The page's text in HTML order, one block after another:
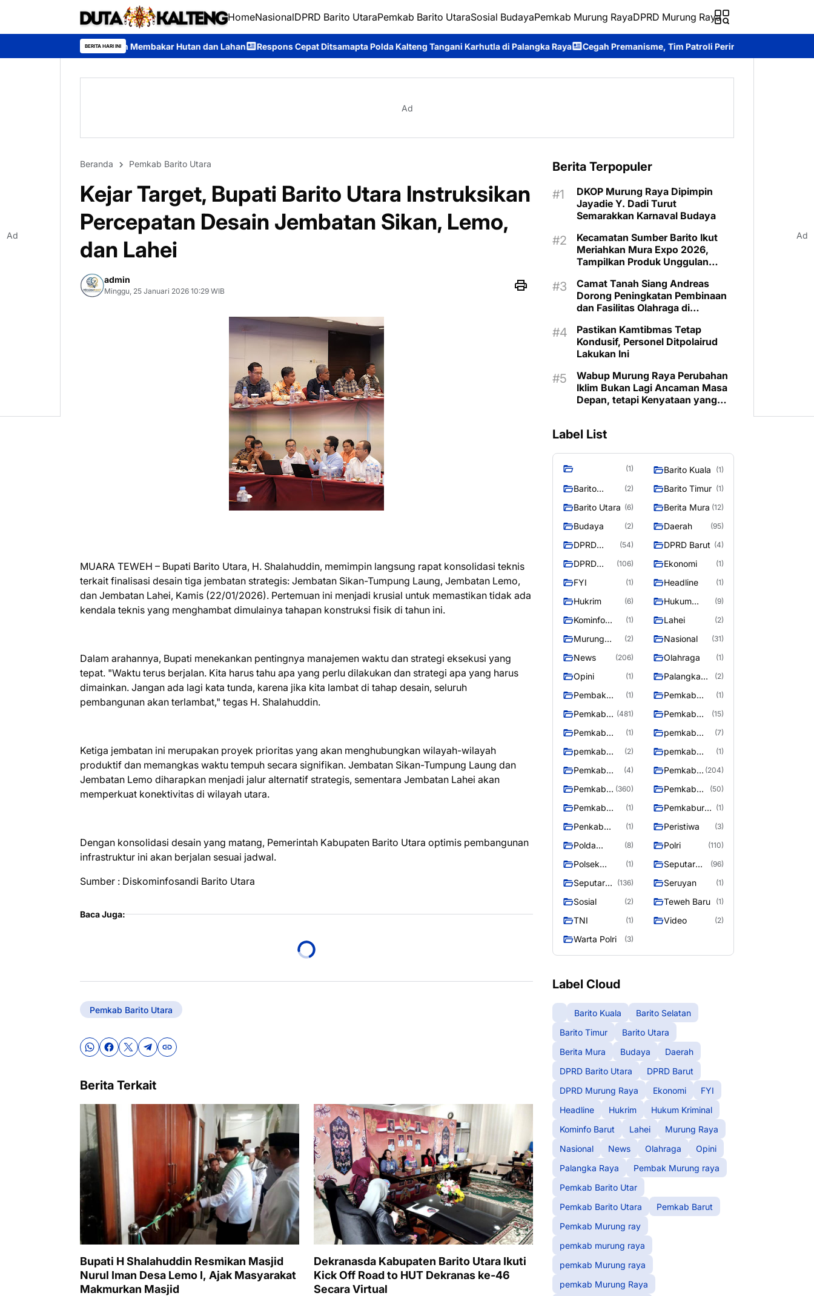
HomeNasionalDPRD Barito UtaraPemkab Barito UtaraSosial BudayaPemkab Murung RayaDPRD Murung Raya
BERITA HARI INI
Membakar Hutan dan Lahan Respons Cepat Ditsamapta Polda Kalteng Tangani Karhutla di Palangka Raya Cegah Premanisme, Tim Patroli Perintis Presisi Ditsamapta Polda Kalteng
Ad
Beranda Pemkab Barito Utara
Kejar Target, Bupati Barito Utara Instruksikan
Percepatan Desain Jembatan Sikan, Lemo,
dan Lahei
admin
Minggu, 25 Januari 2026 10:29 WIB
MUARA TEWEH – Bupati Barito Utara, H. Shalahuddin, memimpin langsung rapat konsolidasi teknis
terkait finalisasi desain tiga jembatan strategis: Jembatan Sikan-Tumpung Laung, Jembatan Lemo,
dan Jembatan Lahei, Kamis (22/01/2026). Pertemuan ini menjadi krusial untuk memastikan tidak ada
kendala teknis yang menghambat dimulainya tahapan konstruksi fisik di tahun ini.
Dalam arahannya, Bupati menekankan pentingnya manajemen waktu dan strategi eksekusi yang
tepat. "Waktu terus berjalan. Kita harus tahu apa yang perlu dilakukan dan strategi apa yang harus
dimainkan. Jangan ada lagi kata tunda, karena jika kita lambat di tahap desain, seluruh
pembangunan akan terlambat," tegas H. Shalahuddin.
Ketiga jembatan ini merupakan proyek prioritas yang akan menghubungkan wilayah-wilayah
produktif dan memangkas waktu tempuh secara signifikan. Jembatan Sikan-Tumpung Laung dan
Jembatan Lemo diharapkan menjadi jalur alternatif strategis, sementara Jembatan Lahei akan
memperkuat konektivitas di wilayah utara.
Dengan konsolidasi desain yang matang, Pemerintah Kabupaten Barito Utara optimis pembangunan
infrastruktur ini akan berjalan sesuai jadwal.
Sumber : Diskominfosandi Barito Utara
Baca Juga:
Pemkab Barito Utara
Berita Terkait
Bupati H Shalahuddin Resmikan Masjid
Nurul Iman Desa Lemo I, Ajak Masyarakat
Makmurkan Masjid
Dekranasda Kabupaten Barito Utara Ikuti
Kick Off Road to HUT Dekranas ke-46
Secara Virtual
Berita Terpopuler
DKOP Murung Raya Dipimpin
Jayadie Y. Dadi Turut
Semarakkan Karnaval Budaya
Kecamatan Sumber Barito Ikut
Meriahkan Mura Expo 2026,
Tampilkan Produk Unggulan
Camat Tanah Siang Andreas
Dorong Peningkatan Pembinaan
dan Fasilitas Olahraga di
Pastikan Kamtibmas Tetap
Kondusif, Personel Ditpolairud
Lakukan Ini
Wabup Murung Raya Perubahan
Iklim Bukan Lagi Ancaman Masa
Depan, tetapi Kenyataan yang
Label List
(1) Barito Kuala (1)
Barito
(2) Barito Timur (1)
Barito Utara (6) Berita Mura (12)
Budaya (2) Daerah (95)
DPRD
Utara
(54) DPRD Barut (4)
DPRD
Raya
(106) Ekonomi (1)
FYI (1) Headline (1)
Hukrim (6)
Hukum
(9)
Kominfo
(1) Lahei (2)
Murung
(2) Nasional (31)
News (206) Olahraga (1)
Opini (1)
Palangka
(2)
Pembak
Murung raya
(1)
Pemkab
(1)
Pemkab
Utara
(481)
Pemkab
(15)
Pemkab
(1)
pemkab
(7)
pemkab
(2)
pemkab
Raya
(1)
Pemkab
murung raya
(4)
Pemkab
raya
(204)
Pemkab
Raya
(360)
Pemkab
Raya 4
(50)
Pemkab
(1)
Pemkaburun (1)
Penkab
(1) Peristiwa (3)
Polda
(8) Polri (110)
Polsek
Teweh Timur
(1)
Seputar
Murung
Raya
(96)
Seputar
Seasen 2
(136) Seruyan (1)
Sosial (2) Teweh Baru (1)
TNI (1) Video (2)
Warta Polri (3)
Label Cloud
Barito Kuala
Barito Selatan
Barito Timur
Barito Utara
Berita Mura
Budaya
Daerah
DPRD Barito Utara
DPRD Barut
DPRD Murung Raya
Ekonomi
FYI
Headline
Hukrim
Hukum Kriminal
Kominfo Barut
Lahei
Murung Raya
Nasional
News Olahraga
Opini
Palangka Raya
Pembak Murung raya
Pemkab Barito Utar
Pemkab Barito Utara
Pemkab Barut
Pemkab Murung ray
pemkab murung raya
pemkab Murung raya
pemkab Murung Raya
Ad Ad